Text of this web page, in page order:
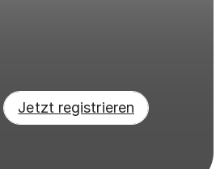
Jetzt registrieren